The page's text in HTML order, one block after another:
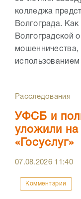
колледжа
Волгограда. Как
Волгоградской
Расследования
УФСБ и
уложили
«Госуслуг»
07.08.2026 11:40
Комментарии